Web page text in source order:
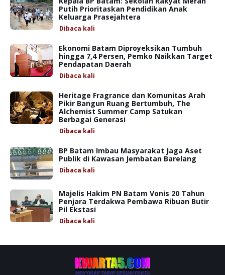
Putih Prioritaskan Pendidikan Anak
Keluarga Prasejahtera
Dibaca kali
Ekonomi Batam Diproyeksikan Tumbuh
hingga 7,4 Persen, Pemko Naikkan Target
Pendapatan Daerah
Dibaca kali
Heritage Fragrance dan Komunitas Arah
Pikir Bangun Ruang Bertumbuh, The
Alchemist Summer Camp Satukan
Berbagai Generasi
Dibaca kali
BP Batam Imbau Masyarakat Jaga Aset
Publik di Kawasan Jembatan Barelang
Dibaca kali
Majelis Hakim PN Batam Vonis 20 Tahun
Penjara Terdakwa Pembawa Ribuan Butir
Pil Ekstasi
Dibaca kali